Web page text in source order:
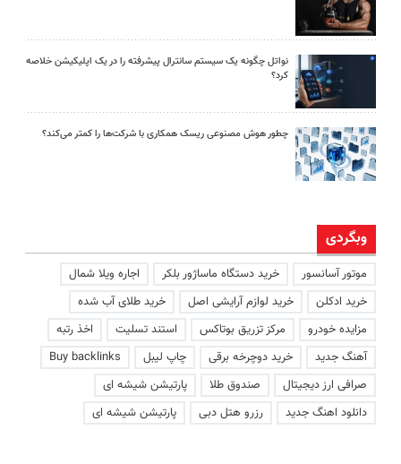
نواتل چگونه یک سیستم سانترال پیشرفته را در یک اپلیکیشن خلاصه
کرد؟
چطور هوش مصنوعی ریسک همکاری با شرکت‌ها را کمتر می‌کند؟
وبگردی
موتور آسانسور خرید دستگاه ماساژور بلکر
اجاره ویلا شمال
خرید ادکلن
خرید لوازم آرایشی اصل
خرید طلای آب شده
مزایده خودرو
مرکز تزریق بوتاکس استند تسلیت
اخذ رتبه
آهنگ جدید
خرید دوچرخه برقی چاپ لیبل
Buy backlinks
صرافی ارز دیجیتال
صندوق طلا
پارتیشن شیشه ای
دانلود اهنگ جدید
رزرو هتل دبی پارتیشن شیشه ای